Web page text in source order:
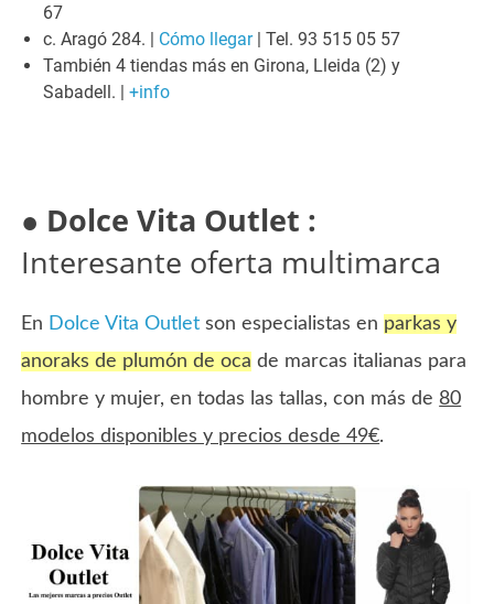
67
c. Aragó 284. | Cómo llegar| Tel. 93 515 05 57
También 4 tiendas más en Girona, Lleida (2) y
Sabadell. |+info
● Dolce Vita Outlet :
Interesante oferta multimarca
En Dolce Vita Outlet son especialistas en parkas y
anoraks de plumón de oca de marcas italianas para
hombre y mujer, en todas las tallas, con más de 80
modelos disponibles y precios desde 49€.